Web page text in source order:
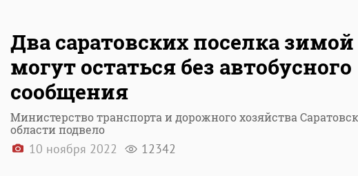
Два саратовских поселка зимой
могут остаться без автобусного
сообщения
Министерство транспорта и дорожного хозяйства
области подвело
10 ноября 2022 12342